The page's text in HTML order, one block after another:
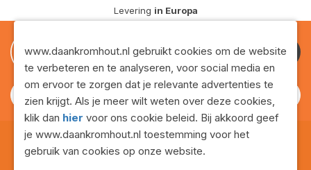
Levering in Europa
www.daankromhout.nl gebruikt cookies om de website
te verbeteren en te analyseren, voor social media en
om ervoor te zorgen dat je relevante advertenties te
zien krijgt. Als je meer wilt weten over deze cookies,
klik dan hier voor ons cookie beleid. Bij akkoord geef
je www.daankromhout.nl toestemming voor het
gebruik van cookies op onze website.